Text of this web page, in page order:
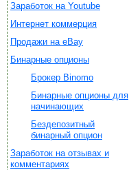
Заработок на Youtube
Интернет коммерция
Продажи на eBay
Бинарные опционы
Брокер Binomo
Бинарные опционы для
начинающих
Бездепозитный
бинарный опцион
Заработок на отзывах и
комментариях